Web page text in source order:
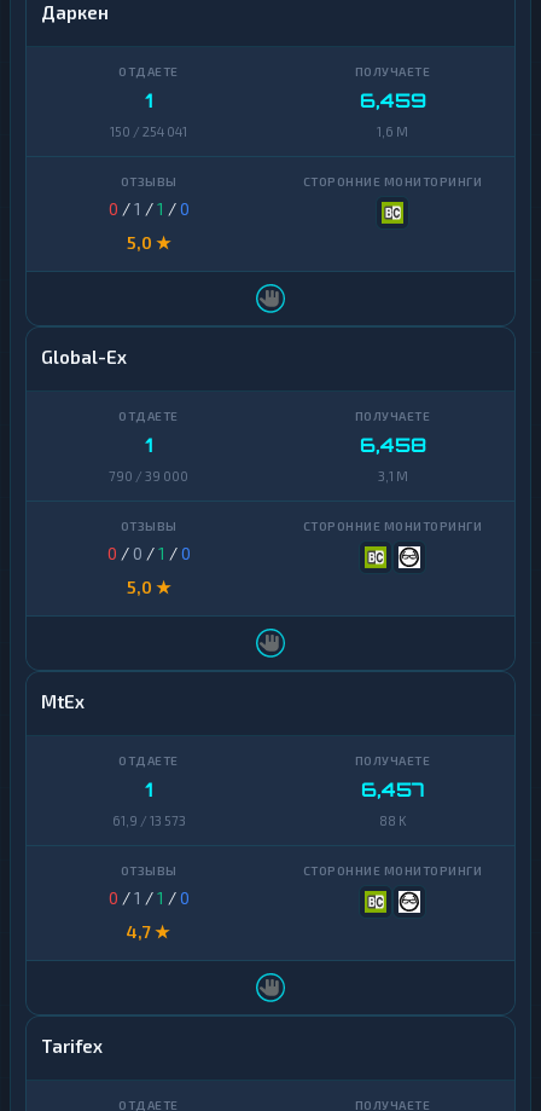
Даркен
1
150 / 254 041
6,459
1,6 M
0 /1 /1 /0
5,0 ★
Global-Ex
1
790 / 39 000
6,458
3,1 M
0 / 0 /1 /0
5,0 ★
MtEx
1
61,9 / 13 573
6,457
88 K
0 /1 /1 /0
4,7 ★
Tarifex